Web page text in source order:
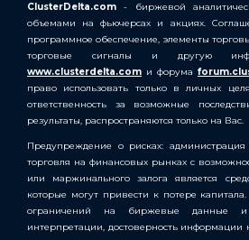
ClusterDelta.com - биржевой
объемами на фьючерсах и акциях.
программное обеспечение, элементы
торговые сигналы и другую
www.clusterdelta.com и форума
право использовать только в личных
ответственность за возможные
результаты, распространяются только на Вас.
Предупреждение о рисках:
торговля на финансовых рынках с
или маржинального залога является
которые могут привести к потере
ограничений на биржевые данные
интерпретации, достоверность информации